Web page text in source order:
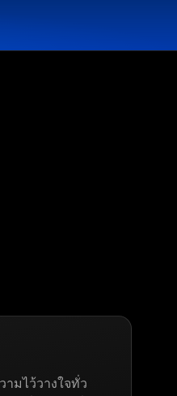
มไว้วางใจทั่ว